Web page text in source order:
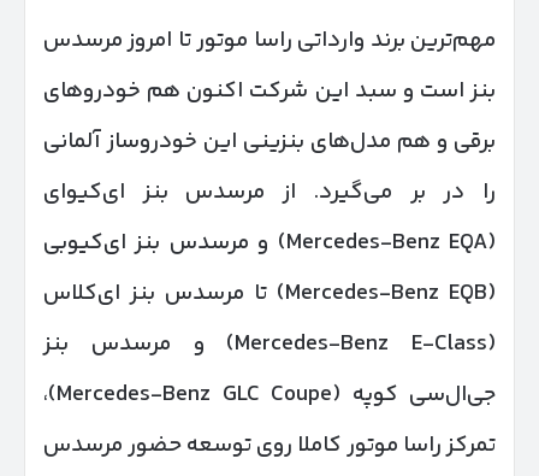
مهم‌ترین برند وارداتی راسا موتور تا امروز مرسدس
بنز است و سبد این شرکت اکنون هم خودروهای
برقی و هم مدل‌های بنزینی این خودروساز آلمانی
را در بر می‌گیرد. از مرسدس بنز ای‌کیوای
(Mercedes-Benz EQA) و مرسدس بنز ای‌کیوبی
(Mercedes-Benz EQB) تا مرسدس بنز ای‌کلاس
(Mercedes-Benz E-Class) و مرسدس بنز
جی‌ال‌سی کوپه (Mercedes-Benz GLC Coupe)،
تمرکز راسا موتور کاملا روی توسعه حضور مرسدس